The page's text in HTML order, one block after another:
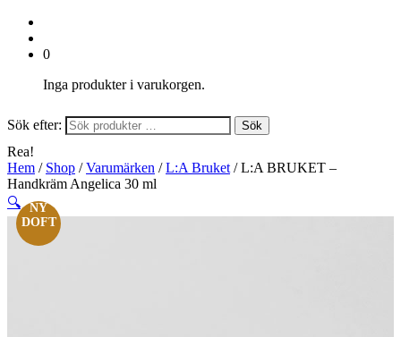
0
Inga produkter i varukorgen.
Sök efter: Sök
Rea!
Hem / Shop /Varumärken /L:A Bruket / L:A BRUKET –
Handkräm Angelica 30 ml
🔍
NY
DOFT